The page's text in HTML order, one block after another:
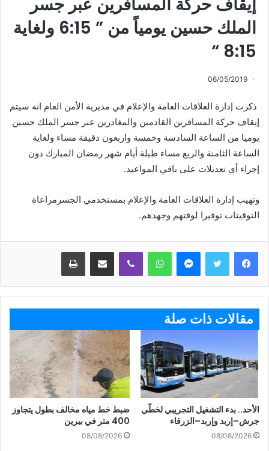
إيقاف حركة المسافرين عبر جسر
الملك حسين يومياً من ” 6:15 ولغاية
8:15 “
06/05/2019
ذكرت إدارة العلاقات العامة والإعلام في مديرية الأمن العام انه سيتم
إيقاف حركة المسافرين القادمين والمغادرين عبر جسر الملك حسين
يوميا من الساعة السادسة وخمسة واربعون دقيقة مساء ولغاية
الساعة الثامنة والربع مساء طيلة أيام شهر رمضان المبارك دون
إجراء أي تعديلات على باقي المواعيد.
وتهيب إدارة العلاقات العامة والإعلام بمستخدمي الجسرمراعاة
التوقيتات توفيرا لوقتهم وجهدهم.
ماسنجر واتساب ڤايبر مشاركة عبر البريد طباعة
مقالات ذات صلة
الأحد.. بدء التشغيل التجريبي لخطّي
جرش–إربد وإربد–الزرقاء
08/08/2026
ضبط خط مياه مخالف بطول يتجاوز
400 متر في بيرين
08/08/2026